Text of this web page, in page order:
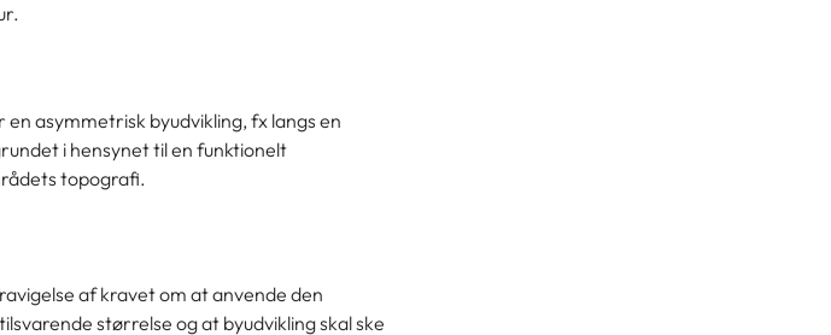
asymmetrisk byudvikling, fx langs en
i hensynet til en funktionelt
topografi.
af kravet om at anvende den
størrelse og at byudvikling skal ske